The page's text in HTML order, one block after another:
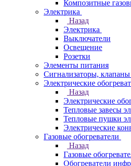
Композитные
Электрика
Назад
Электрика
Выключатели
Освещение
Розетки
Элементы питания
Сигнализаторы, клапаны
Электрические
Назад
Электрические
Тепловые завесы
Тепловые пушки
Электрические
Газовые обогреватели
Назад
Газовые
Обогреватели